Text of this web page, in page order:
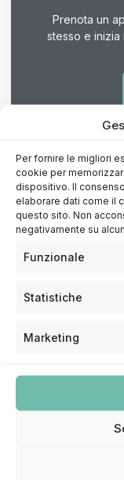
Per fornire le migliori
cookie per
dispositivo. Il
elaborare dati come il
questo sito. Non
negativamente su
Funzionale
Statistiche
Marketing
Prenota un
stesso e
Dott.
in
Condividi :